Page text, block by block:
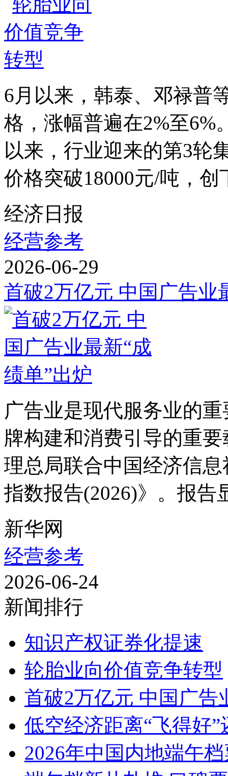
6月以来，韩泰、邓禄普
格，涨幅普遍在2%至6%
以来，行业迎来的第3轮
价格突破18000元/吨，创
经济日报
经营参考
2026-06-29
首破2万亿元 中国广告业
广告业是现代服务业的
牌构建和消费引导的重
理总局联合中国经济信
指数报告(2026)》。报告
新华网
经营参考
2026-06-24
新闻排行
知识产权证券化提速
轮胎业向价值竞争转型
首破2万亿元 中国广告
低空经济距离“飞得好
2026年中国内地端午